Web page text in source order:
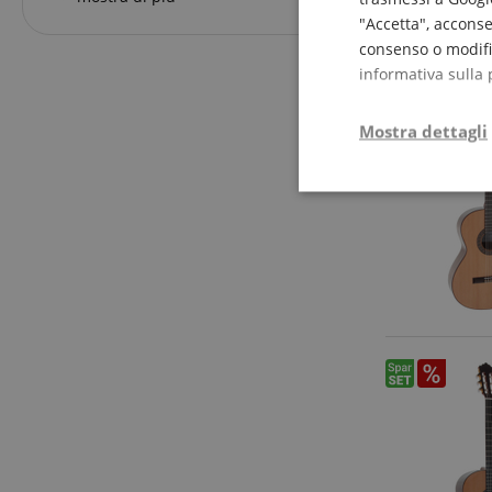
"Accetta",
consenso o
informativa sulla
Mostra dettagli
Strettamente
necessario
I cookie
dell'account. Il sito